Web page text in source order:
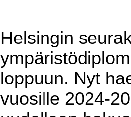
Helsingin
loppuun. Nyt
vuosille 2024-